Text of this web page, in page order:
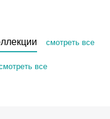
смотреть все
все